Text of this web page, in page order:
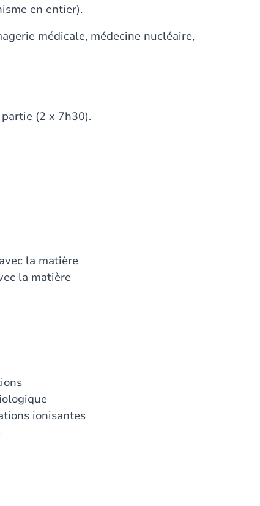
en entier).
médicale, médecine nucléaire,
(2 x 7h30).
la matière
la matière
ionisantes